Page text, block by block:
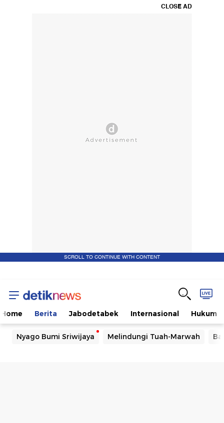
CLOSE AD
SCROLL TO CONTINUE WITH CONTENT
Home Berita Jabodetabek Internasional Hukum
Nyago Bumi Sriwijaya Melindungi Tuah-Marwah